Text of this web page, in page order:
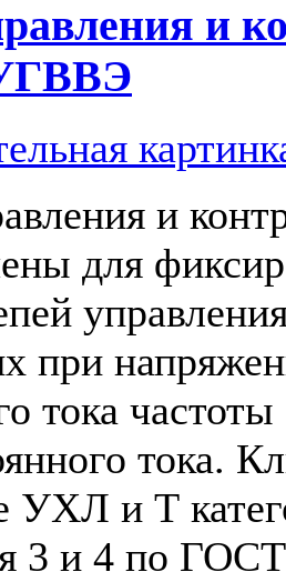
и
и
для
при
тока
тока.
УХЛ и Т
3 и 4 по